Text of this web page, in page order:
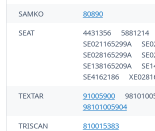
SAMKO
80890
SEAT
4431356 5881214
SE021165299A
SE028165299A
SE138165209A
SE4162186
TEXTAR
91005900
98101005904
TRISCAN
810015383